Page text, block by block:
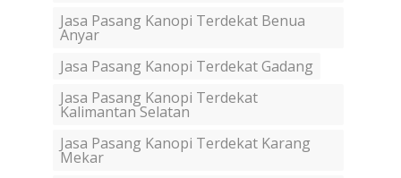
Jasa Pasang Kanopi Terdekat Benua
Anyar
Jasa Pasang Kanopi Terdekat Gadang
Jasa Pasang Kanopi Terdekat
Kalimantan Selatan
Jasa Pasang Kanopi Terdekat Karang
Mekar